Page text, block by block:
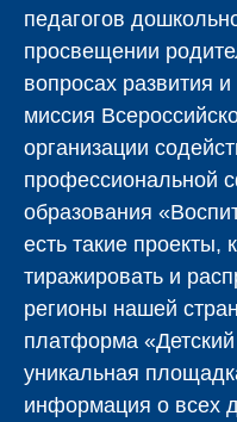
педагогов
просвещении
вопросах развития
миссия
организации
профессиональной
образования
есть такие проекты,
тиражировать и
регионы нашей
платформа
уникальная
информация о всех